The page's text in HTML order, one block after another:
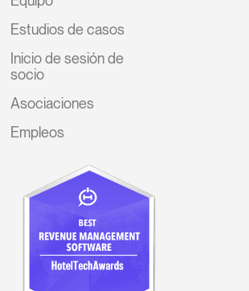
Estudios de casos
Inicio de sesión de
socio
Asociaciones
Empleos